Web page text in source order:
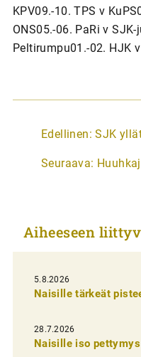
KPV09.-10. TPS v
ONS05.-06. PaRi v
Peltirumpu01.-02. HJK
A
t
k
e
l
i
e
n
Edellinen: SJK
Seuraava:
Aiheeseen
5.8.2026
Naisille tärkeät
28.7.2026
Naisille iso